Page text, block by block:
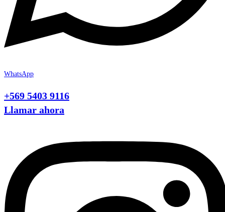
WhatsApp
+569 5403 9116
Llamar ahora